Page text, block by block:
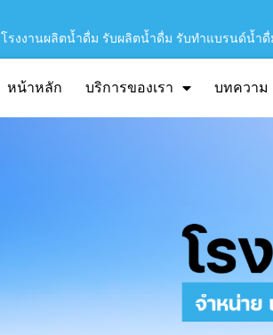
โรงงานผลิตน้ำดื่ม รับผลิตน้ำดื่ม รับทำแบรนด์น้ำ
หน้าหลัก บริการของเรา บทความ